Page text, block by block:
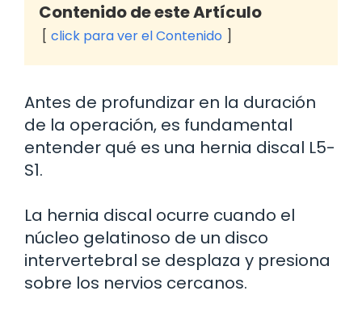
Contenido de este Artículo
click para ver el Contenido
Antes de profundizar en la duración
de la operación, es fundamental
entender qué es una hernia discal L5-
S1.
La hernia discal ocurre cuando el
núcleo gelatinoso de un disco
intervertebral se desplaza y presiona
sobre los nervios cercanos.